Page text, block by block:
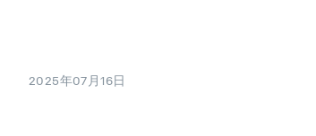
2025年07月16日